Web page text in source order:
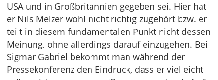
USA und in Großbritannien gegeben sei. Hier hat
er Nils Melzer wohl nicht richtig zugehört bzw. er
teilt in diesem fundamentalen Punkt nicht dessen
Meinung, ohne allerdings darauf einzugehen. Bei
Sigmar Gabriel bekommt man während der
Pressekonferenz den Eindruck, dass er vielleicht